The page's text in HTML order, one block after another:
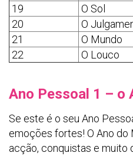
19
O Sol
20
O
21
O Mundo
22
O Louco
Ano Pessoal 1 – o
Se este é o seu Ano
emoções fortes! O Ano do
acção, conquistas e muito